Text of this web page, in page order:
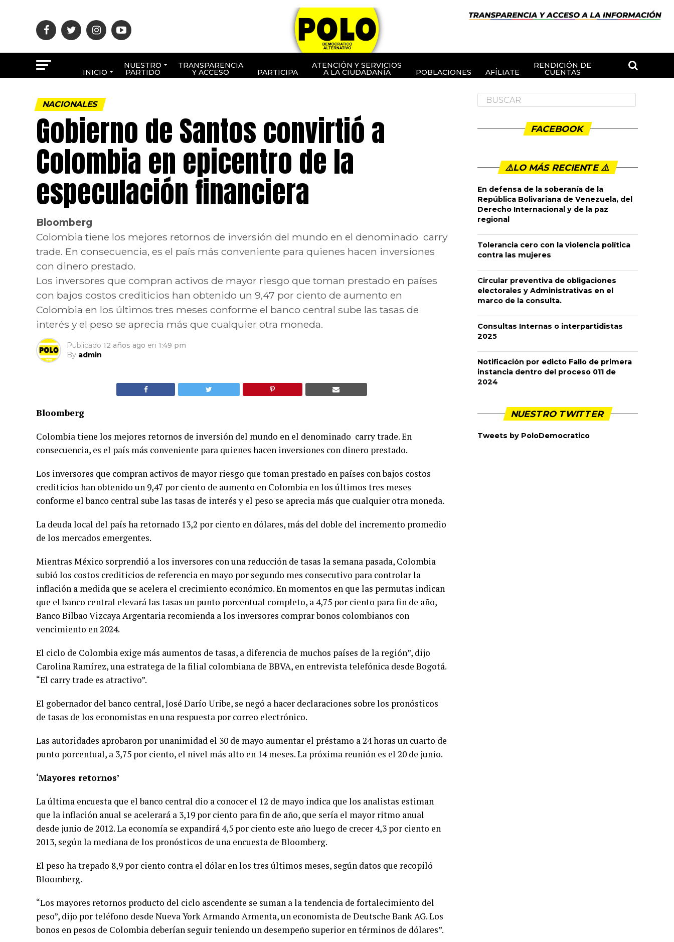
INICIO
NUESTRO
PARTIDO
TRANSPARENCIA
Y ACCESO PARTICIPA
ATENCIÓN Y SERVICIOS
A LA CIUDADANÍA POBLACIONES AFÍLIATE
RENDICIÓN DE
CUENTAS
NACIONALES
Gobierno de Santos convirtió a
Colombia en epicentro de la
especulación financiera
Bloomberg
Colombia tiene los mejores retornos de inversión del mundo en el denominado carry
trade. En consecuencia, es el país más conveniente para quienes hacen inversiones
con dinero prestado.
Los inversores que compran activos de mayor riesgo que toman prestado en países
con bajos costos crediticios han obtenido un 9,47 por ciento de aumento en
Colombia en los últimos tres meses conforme el banco central sube las tasas de
interés y el peso se aprecia más que cualquier otra moneda.
Publicado 12 años ago en 1:49 pm
By admin
Bloomberg
Colombia tiene los mejores retornos de inversión del mundo en el denominado carry trade. En
consecuencia, es el país más conveniente para quienes hacen inversiones con dinero prestado.
Los inversores que compran activos de mayor riesgo que toman prestado en países con bajos costos
crediticios han obtenido un 9,47 por ciento de aumento en Colombia en los últimos tres meses
conforme el banco central sube las tasas de interés y el peso se aprecia más que cualquier otra moneda.
La deuda local del país ha retornado 13,2 por ciento en dólares, más del doble del incremento promedio
de los mercados emergentes.
Mientras México sorprendió a los inversores con una reducción de tasas la semana pasada, Colombia
subió los costos crediticios de referencia en mayo por segundo mes consecutivo para controlar la
inflación a medida que se acelera el crecimiento económico. En momentos en que las permutas indican
que el banco central elevará las tasas un punto porcentual completo, a 4,75 por ciento para fin de año,
Banco Bilbao Vizcaya Argentaria recomienda a los inversores comprar bonos colombianos con
vencimiento en 2024.
El ciclo de Colombia exige más aumentos de tasas, a diferencia de muchos países de la región”, dijo
Carolina Ramírez, una estratega de la filial colombiana de BBVA, en entrevista telefónica desde Bogotá.
“El carry trade es atractivo”.
El gobernador del banco central, José Darío Uribe, se negó a hacer declaraciones sobre los pronósticos
de tasas de los economistas en una respuesta por correo electrónico.
Las autoridades aprobaron por unanimidad el 30 de mayo aumentar el préstamo a 24 horas un cuarto de
punto porcentual, a 3,75 por ciento, el nivel más alto en 14 meses. La próxima reunión es el 20 de junio.
‘Mayores retornos’
La última encuesta que el banco central dio a conocer el 12 de mayo indica que los analistas estiman
que la inflación anual se acelerará a 3,19 por ciento para fin de año, que sería el mayor ritmo anual
desde junio de 2012. La economía se expandirá 4,5 por ciento este año luego de crecer 4,3 por ciento en
2013, según la mediana de los pronósticos de una encuesta de Bloomberg.
El peso ha trepado 8,9 por ciento contra el dólar en los tres últimos meses, según datos que recopiló
Bloomberg.
“Los mayores retornos producto del ciclo ascendente se suman a la tendencia de fortalecimiento del
peso”, dijo por teléfono desde Nueva York Armando Armenta, un economista de Deutsche Bank AG. Los
bonos en pesos de Colombia deberían seguir teniendo un desempeño superior en términos de dólares”.
FACEBOOK
⚠️LO MÁS RECIENTE ⚠️️
En defensa de la soberanía de la
República Bolivariana de Venezuela, del
Derecho Internacional y de la paz
regional
Tolerancia cero con la violencia política
contra las mujeres
Circular preventiva de obligaciones
electorales y Administrativas en el
marco de la consulta.
Consultas Internas o interpartidistas
2025
Notificación por edicto Fallo de primera
instancia dentro del proceso 011 de
2024
NUESTRO TWITTER
Tweets by PoloDemocratico